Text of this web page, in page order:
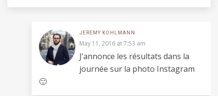
JEREMY KOHLMANN
May 11, 2016 at 7:53 am
J’annonce les résultats dans la
journée sur la photo Instagram
🙂